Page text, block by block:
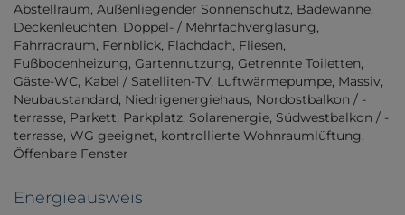
Abstellraum Außenliegender Sonnenschutz Badewanne
Deckenleuchten Doppel- / Mehrfachverglasung
Fahrradraum Fernblick Flachdach Fliesen
Fußbodenheizung Gartennutzung Getrennte Toiletten
Gäste-WC Kabel / Satelliten-TV Luftwärmepumpe Massiv
Neubaustandard Niedrigenergiehaus Nordostbalkon / -
terrasse Parkett Parkplatz Solarenergie Südwestbalkon / -
terrasse WG geeignet kontrollierte Wohnraumlüftung
Öffenbare Fenster
Energieausweis